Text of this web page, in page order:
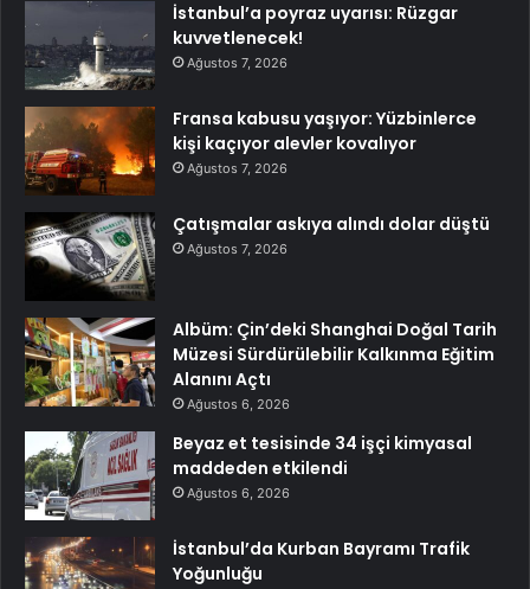
İstanbul’a poyraz uyarısı: Rüzgar
kuvvetlenecek!
Ağustos 7, 2026
Fransa kabusu yaşıyor: Yüzbinlerce
kişi kaçıyor alevler kovalıyor
Ağustos 7, 2026
Çatışmalar askıya alındı dolar düştü
Ağustos 7, 2026
Albüm: Çin’deki Shanghai Doğal Tarih
Müzesi Sürdürülebilir Kalkınma Eğitim
Alanını Açtı
Ağustos 6, 2026
Beyaz et tesisinde 34 işçi kimyasal
maddeden etkilendi
Ağustos 6, 2026
İstanbul’da Kurban Bayramı Trafik
Yoğunluğu